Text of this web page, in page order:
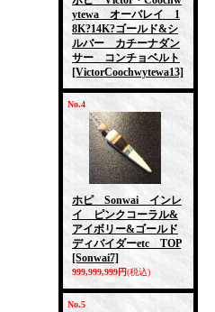
ytewa オーバレイ 1
8K?14K?ゴールド&シ
ルバー カチーナダン
サー コンチョベルト
[VictorCoochwytewa13]
No.4
ホピ Sonwai インレ
イ ピンクコーラル&
アイボリー&ゴールド
ディバイダーetc TOP
[Sonwai7]
999,999,999円(税込)
No.5